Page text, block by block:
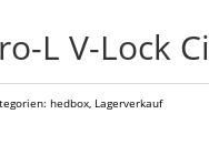
L V-Lock
hedbox, Lagerverkauf